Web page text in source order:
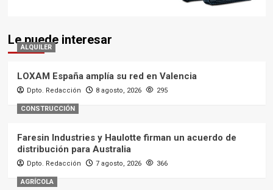
Le puede interesar
ALQUILER
LOXAM España amplía su red en Valencia
Dpto. Redacción 8 agosto, 2026 295
CONSTRUCCIÓN
Faresin Industries y Haulotte firman un acuerdo de
distribución para Australia
Dpto. Redacción 7 agosto, 2026 366
AGRÍCOLA